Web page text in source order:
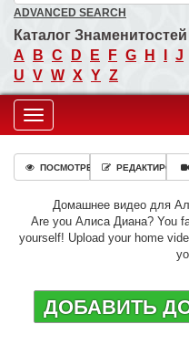
ADVANCED SEARCH
Каталог Знаменитостей
A
B C D E F G H J
U V W X Y Z
Toggle
navigation
ПОСМОТРЕТЬ
Домашнее видео для
Are you Алиса Диана? You
yourself! Upload your home
ДОБАВИТЬ